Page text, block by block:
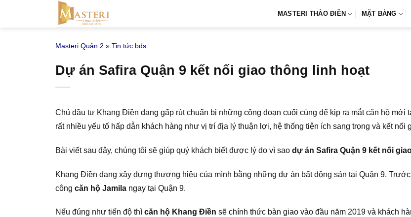
MASTERI THẢO ĐIỀN MẶT BẰNG
Masteri Quận 2 » Tin tức bds
Dự án Safira Quận 9 kết nối giao thông linh hoạt
Chủ đầu tư Khang Điền đang gấp rút chuẩn bị những công đoạn cuối cùng để kịp ra mắt căn hộ
rất nhiều yếu tố hấp dẫn khách hàng như vị trí địa lý thuận lợi, hệ thống tiện ích sang trọng và kết nối
Bài viết sau đây, chúng tôi sẽ giúp quý khách biết được lý do vì sao dự án Safira Quận 9 kết nối
Khang Điền đang xây dựng thương hiệu của mình bằng những dự án bất động sản tại Quận 9.
công căn hộ Jamila ngay tại Quận 9.
Nếu đúng như tiến độ thì căn hộ Khang Điền sẽ chính thức bàn giao vào đầu năm 2019 và khách